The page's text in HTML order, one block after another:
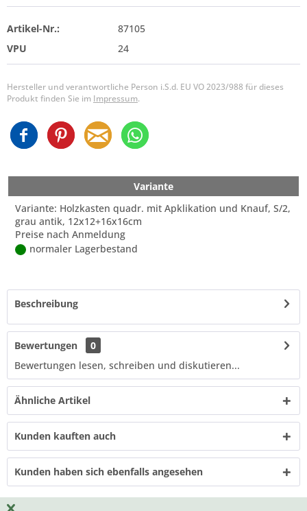
Artikel-Nr.:
87105
VPU
24
Hersteller und verantwortliche Person i.S.d. EU VO 2023/988 für dieses
Produkt finden Sie im Impressum.
Variante
Variante: Holzkasten quadr. mit Apklikation und Knauf, S/2,
grau antik, 12x12+16x16cm
Preise nach Anmeldung
normaler Lagerbestand
Beschreibung
Bewertungen
0
Bewertungen lesen, schreiben und diskutieren...
Ähnliche Artikel
Kunden kauften auch
Kunden haben sich ebenfalls angesehen